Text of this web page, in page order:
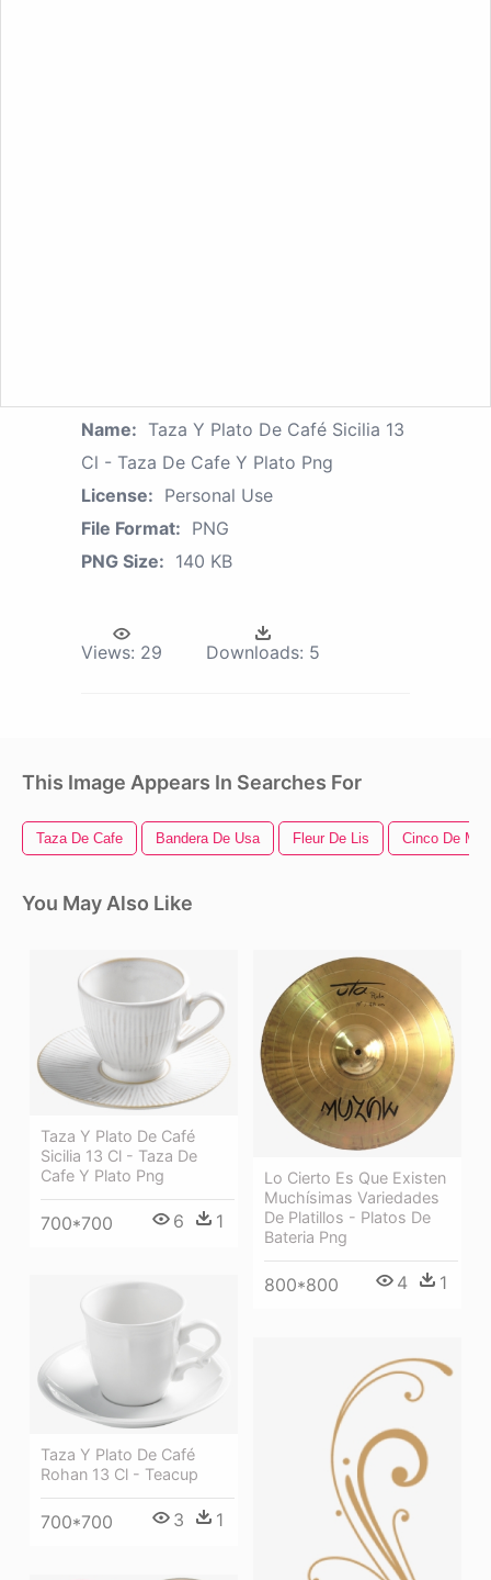
Name: Taza Y Plato De Café Sicilia 13
Cl - Taza De Cafe Y Plato Png
License: Personal Use
File Format: PNG
PNG Size: 140 KB
Views: 29 Downloads: 5
This Image Appears In Searches For
Taza De Cafe Bandera De Usa Fleur De Lis Cinco De
You May Also Like
Taza Y Plato De Café
Sicilia 13 Cl - Taza De
Cafe Y Plato Png
700*700 6 1
Lo Cierto Es Que Existen
Muchísimas Variedades
De Platillos - Platos De
Bateria Png
800*800 4 1
Taza Y Plato De Café
Rohan 13 Cl - Teacup
700*700 3 1